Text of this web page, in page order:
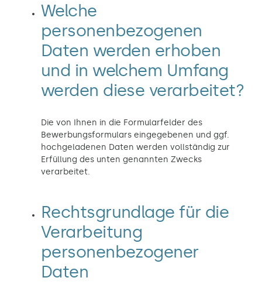
Welche
personenbezogenen
Daten werden erhoben
und in welchem Umfang
werden diese verarbeitet?
Die von Ihnen in die Formularfelder des
Bewerbungsformulars eingegebenen und ggf.
hochgeladenen Daten werden vollständig zur
Erfüllung des unten genannten Zwecks
verarbeitet.
Rechtsgrundlage für die
Verarbeitung
personenbezogener
Daten